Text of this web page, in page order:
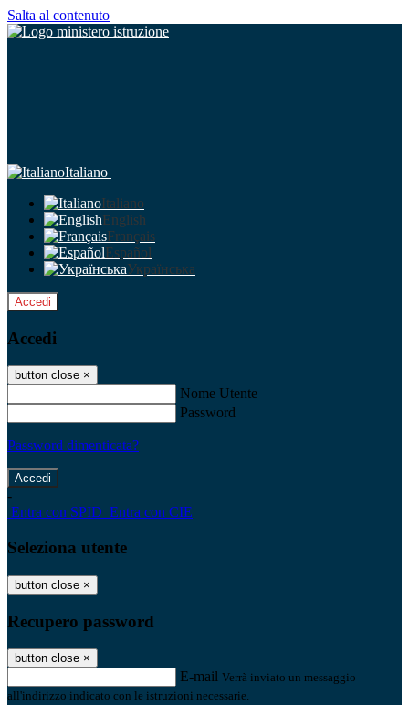
Salta al contenuto
Italiano
Italiano
English
Français
Español
Українська
Accedi
Accedi
button close ×
Nome Utente
Password
Password dimenticata?
-
Entra con SPID Entra con CIE
Seleziona utente
button close ×
Recupero password
button close ×
E-mail Verrà inviato un messaggio
all'indirizzo indicato con le istruzioni necessarie.